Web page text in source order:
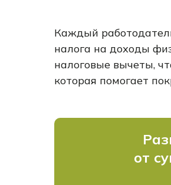
Каждый
налога на доходы
налоговые вычеты,
которая помогает
от